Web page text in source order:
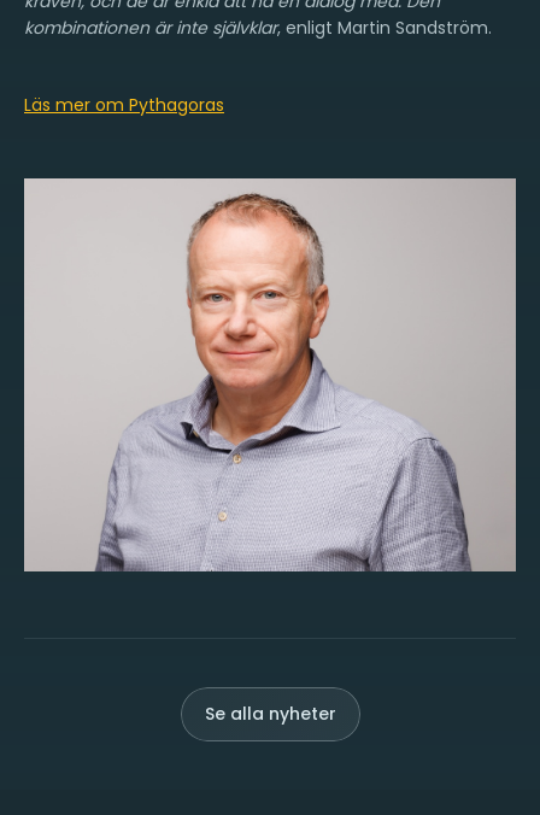
kombinationen är inte självklar, enligt Martin Sandström.
Läs mer om Pythagoras
Se alla nyheter